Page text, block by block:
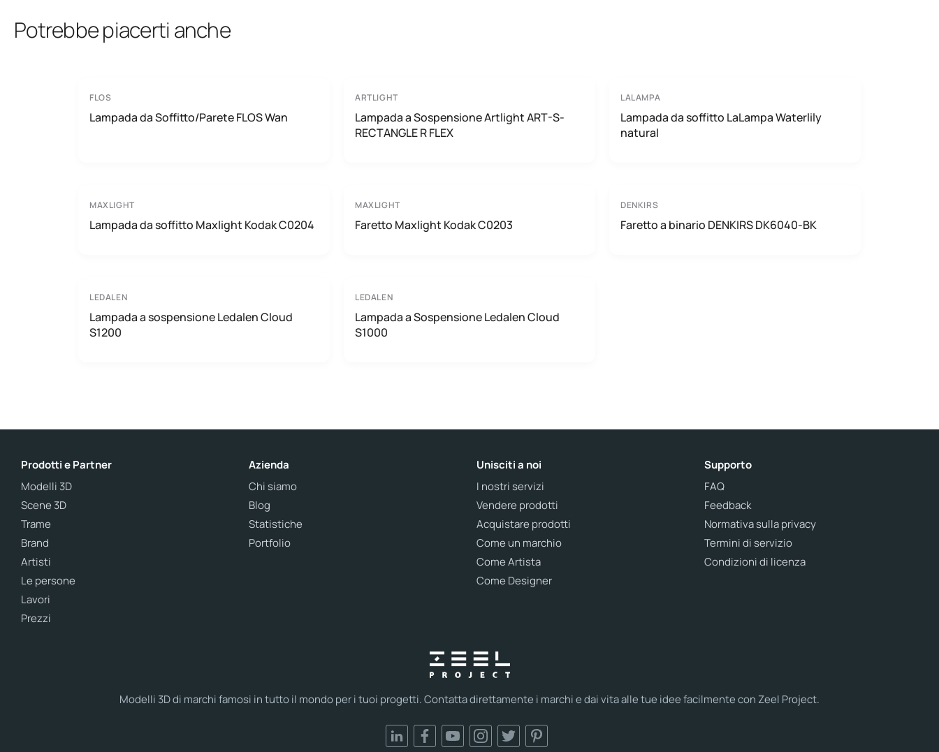
Potrebbe piacerti anche
FLOS
Lampada da Soffitto/Parete FLOS Wan
ARTLIGHT
Lampada a Sospensione Artlight ART-S-
RECTANGLE R FLEX
LALAMPA
Lampada da soffitto LaLampa Waterlily
natural
MAXLIGHT
Lampada da soffitto Maxlight Kodak C0204
MAXLIGHT
Faretto Maxlight Kodak C0203
DENKIRS
Faretto a binario DENKIRS DK6040-BK
LEDALEN
Lampada a sospensione Ledalen Cloud
S1200
LEDALEN
Lampada a Sospensione Ledalen Cloud
S1000
Modelli 3D di marchi famosi in tutto il mondo per i tuoi progetti. Contatta direttamente i marchi e dai vita alle tue idee facilmente con Zeel Project.
Prodotti e Partner
Modelli 3D
Scene 3D
Trame
Brand
Artisti
Le persone
Lavori
Prezzi
Azienda
Chi siamo
Blog
Statistiche
Portfolio
Unisciti a noi
I nostri servizi
Vendere prodotti
Acquistare prodotti
Come un marchio
Come Artista
Come Designer
Supporto
FAQ
Feedback
Normativa sulla privacy
Termini di servizio
Condizioni di licenza